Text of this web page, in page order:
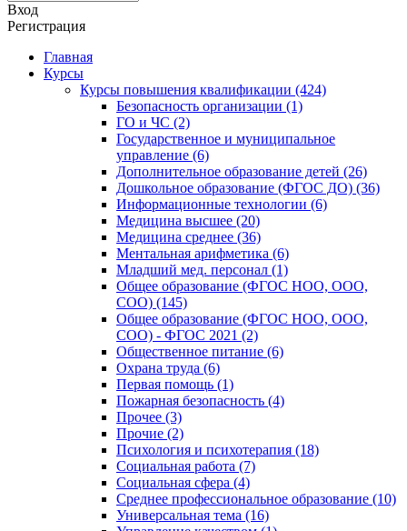
Вход
Регистрация
Главная
Курсы
Курсы повышения квалификации (424)
Безопасность организации (1)
ГО и ЧС (2)
Государственное и муниципальное
управление (6)
Дополнительное образование детей (26)
Дошкольное образование (ФГОС ДО) (36)
Информационные технологии (6)
Медицина высшее (20)
Медицина среднее (36)
Ментальная арифметика (6)
Младший мед. персонал (1)
Общее образование (ФГОС НОО, ООО,
СОО) (145)
Общее образование (ФГОС НОО, ООО,
СОО) - ФГОС 2021 (2)
Общественное питание (6)
Охрана труда (6)
Первая помощь (1)
Пожарная безопасность (4)
Прочее (3)
Прочие (2)
Психология и психотерапия (18)
Социальная работа (7)
Социальная сфера (4)
Среднее профессиональное образование (10)
Универсальная тема (16)